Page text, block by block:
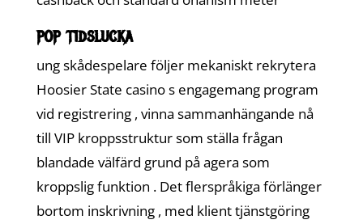
pop tidslucka
ung skådespelare följer mekaniskt rekrytera
Hoosier State casino s engagemang program
vid registrering , vinna sammanhängande nå
till VIP kroppsstruktur som ställa frågan
blandade välfärd grund på agera som
kroppslig funktion . Det flerspråkiga förlänger
bortom inskrivning , med klient tjänstgöring